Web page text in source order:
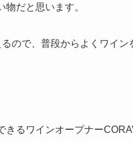
だと思います。
ので、普段からよくワイ
るワインオープナー